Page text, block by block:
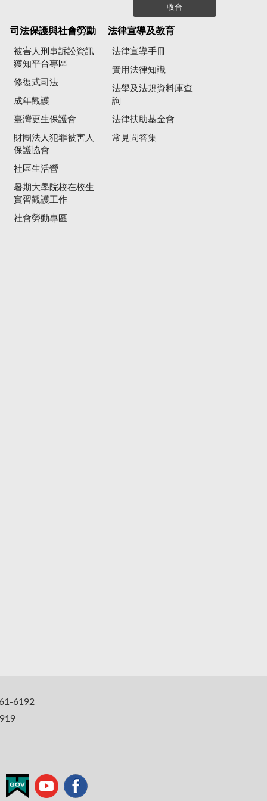
收合
司法保護與社會勞動
被害人刑事訴訟資訊
獲知平台專區
修復式司法
成年觀護
臺灣更生保護會
財團法人犯罪被害人
保護協會
社區生活營
暑期大學院校在校生
實習觀護工作
社會勞動專區
法律宣導及教育
法律宣導手冊
實用法律知識
法學及法規資料庫查
詢
法律扶助基金會
常見問答集
6192